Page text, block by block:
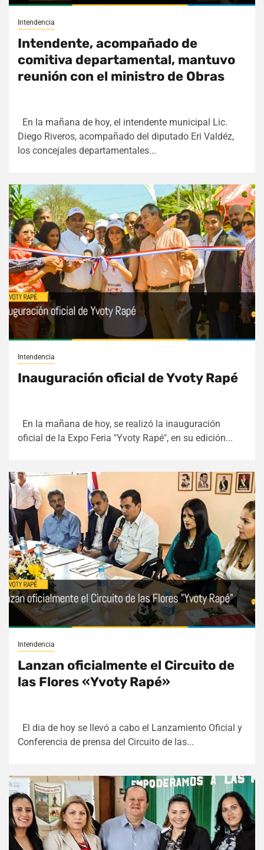
Intendencia
Intendente, acompañado de
comitiva departamental, mantuvo
reunión con el ministro de Obras
En la mañana de hoy, el intendente municipal Lic.
Diego Riveros, acompañado del diputado Eri Valdéz,
los concejales departamentales...
Intendencia
Inauguración oficial de Yvoty Rapé
En la mañana de hoy, se realizó la inauguración
oficial de la Expo Feria "Yvoty Rapé", en su edición...
Intendencia
Lanzan oficialmente el Circuito de
las Flores «Yvoty Rapé»
El dia de hoy se llevó a cabo el Lanzamiento Oficial y
Conferencia de prensa del Circuito de las...